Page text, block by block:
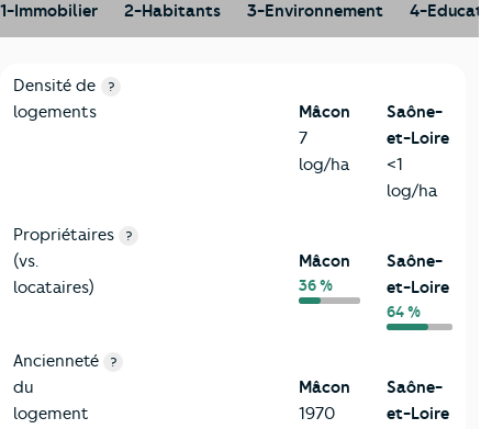
1-Immobilier 2-Habitants 3-Environnement 4-
1-Immobilier
Critères Mâcon
Densité de
logements
?
Mâcon
7
log/ha
Saône-
et-Loire
<1
log/ha
Propriétaires
(vs.
locataires)
?
Mâcon
36 %
Saône-
et-Loire
64 %
Ancienneté
du
logement
?
Mâcon
1970
Saône-
et-Loire